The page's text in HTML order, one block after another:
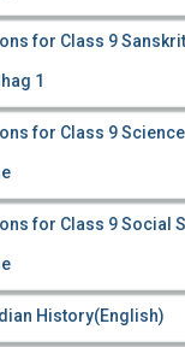
for Class 9
1
for Class 9
for Class 9 Social
History(English)